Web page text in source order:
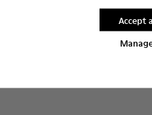
Accept
Chiar așa. Ca membru al
beneficii exclusive precum
evenimente și multe, multe